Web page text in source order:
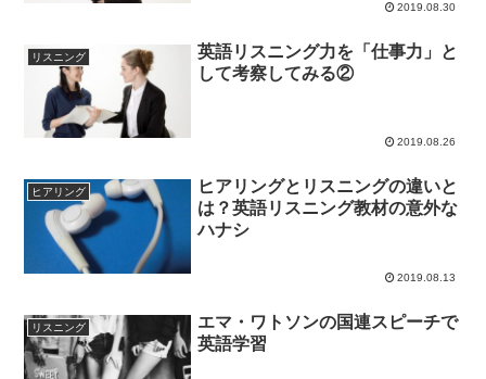
2019.08.30
リスニング
英語リスニング力を「仕事力」と
して考察してみる②
2019.08.26
ヒアリング
ヒアリングとリスニングの違いと
は？英語リスニング教材の意外な
ハナシ
2019.08.13
リスニング
エマ・ワトソンの国連スピーチで
英語学習